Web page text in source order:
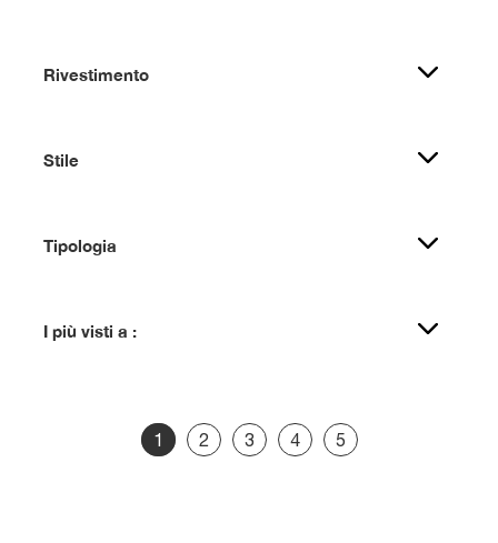
Rivestimento
Stile
Tipologia
I più visti a :
1 2 3 4 5